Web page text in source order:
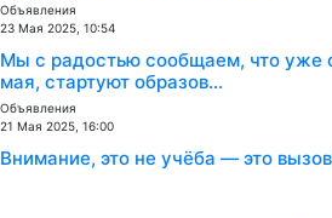
Объявления
23 Мая 2025, 10:54
Мы с радостью сообщаем, что уже
мая, стартуют образов...
Объявления
21 Мая 2025, 16:00
Внимание, это не учёба — это